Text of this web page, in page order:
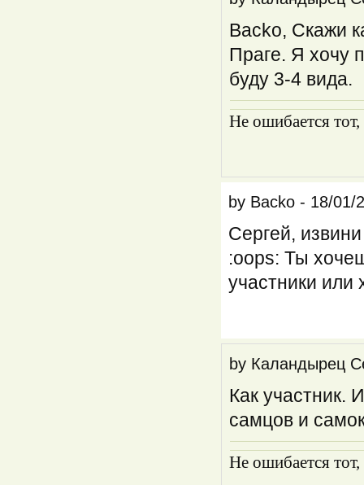
Васkо, Скажи
Праге. Я хочу
буду 3-4 вида.
Не ошибается тот,
by Backo - 18/01/
Сергей,
:oops: Ты
участники
by Каландырец
Как участник.
самцов и
Не ошибается тот,